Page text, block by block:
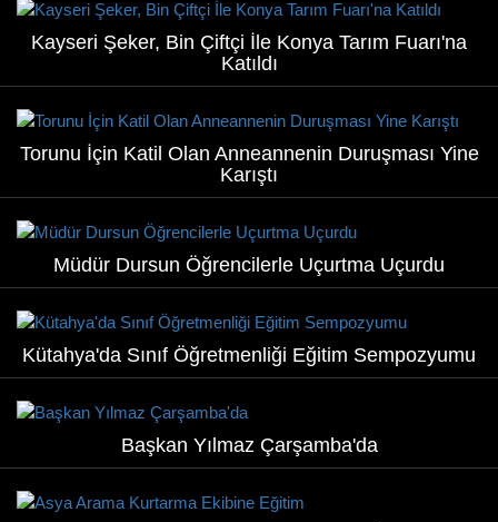
Kayseri Şeker, Bin Çiftçi İle Konya Tarım Fuarı'na
Katıldı
Torunu İçin Katil Olan Anneannenin Duruşması Yine
Karıştı
Müdür Dursun Öğrencilerle Uçurtma Uçurdu
Kütahya'da Sınıf Öğretmenliği Eğitim Sempozyumu
Başkan Yılmaz Çarşamba'da